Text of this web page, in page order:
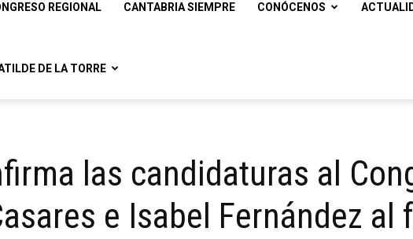
REGIONAL CANTABRIA SIEMPRE CONÓCENOS
DE LA TORRE
las candidaturas al
e Isabel Fernández al